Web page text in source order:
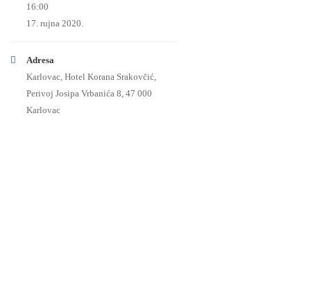
16:00
17. rujna 2020.
Adresa
Karlovac, Hotel Korana Srakovčić,
Perivoj Josipa Vrbanića 8, 47 000
Karlovac